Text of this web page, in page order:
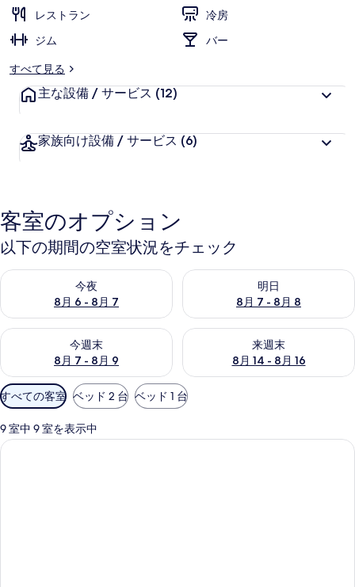
レストラン
冷房
ジム
バー
すべて見る
主な設備 / サービス (12)
家族向け設備 / サービス (6)
客室のオプション
以下の期間の空室状況をチェック
今夜
8月 6 - 8月 7
今夜 8月 6 - 8月 7 の空室状況をチェック
明日
8月 7 - 8月 8
明日 8月 7 - 8月 8 の空室状況
今週末
8月 7 - 8月 9
今週末 8月 7 - 8月 9 の空室状況をチェック
来週末
8月 14 - 8月 16
来週末 8月 14 - 8月 16 の空室
利
用
可
能
すべての客室 ベッド 2 台 ベッド 1 台
9 室中 9 室を表示中